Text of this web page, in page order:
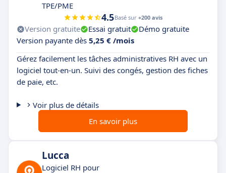
TPE/PME
4.5Basé sur +200 avis
Version gratuite Essai gratuit
Démo gratuite
Version payante dès 5,25 € /mois
Gérez facilement les tâches administratives RH avec un
logiciel tout-en-un. Suivi des congés, gestion des fiches
de paie, etc.
Voir plus de détails
En savoir plus
Lucca
Logiciel RH pour